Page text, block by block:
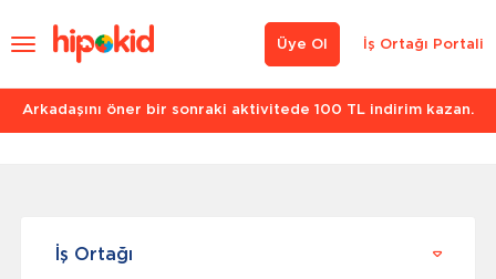
İş Ortağı Portali
Üye Ol
Arkadaşını öner bir sonraki aktivitede 100 TL indirim kazan.
İş Ortağı